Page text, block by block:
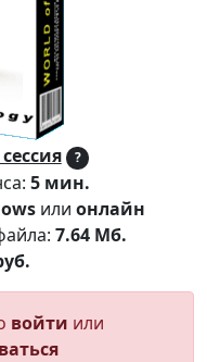
?
5 мин.
или онлайн
7.64 Мб.
войти или